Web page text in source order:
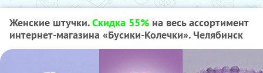
Женские штучки.Скидка 55% на весь ассортимент
интернет-магазина «Бусики-Колечки». Челябинск